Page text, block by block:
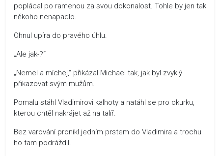
poplácal po ramenou za svou dokonalost. Tohle by jen tak
někoho nenapadlo.
Ohnul upíra do pravého úhlu.
„Ale jak-?“
„Nemel a míchej,“ přikázal Michael tak, jak byl zvyklý
přikazovat svým mužům.
Pomalu stáhl Vladimirovi kalhoty a natáhl se pro okurku,
kterou chtěl nakrájet až na talíř.
Bez varování pronikl jedním prstem do Vladimira a trochu
ho tam podráždil.